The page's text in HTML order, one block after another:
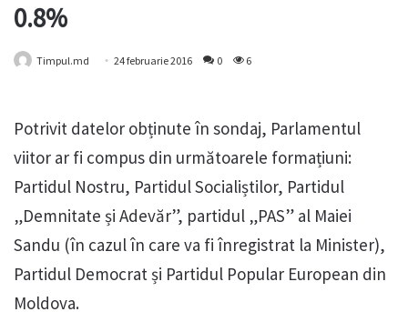
0.8%
Timpul.md 24 februarie 2016 0 6
Potrivit datelor obținute în sondaj, Parlamentul
viitor ar fi compus din următoarele formațiuni:
Partidul Nostru, Partidul Socialiștilor, Partidul
„Demnitate și Adevăr”, partidul „PAS” al Maiei
Sandu (în cazul în care va fi înregistrat la Minister),
Partidul Democrat și Partidul Popular European din
Moldova.